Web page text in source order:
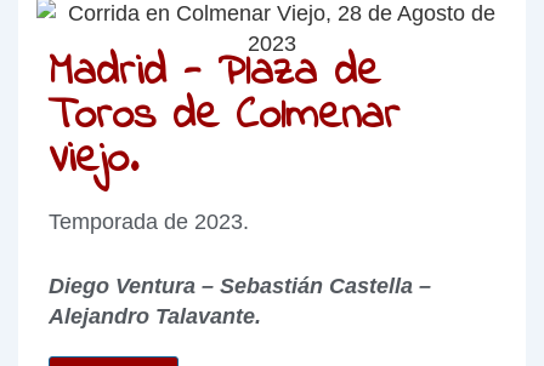
Madrid - Plaza de
Toros de Colmenar
Viejo.
Temporada de 2023.
Diego Ventura – Sebastián Castella –
Alejandro Talavante.